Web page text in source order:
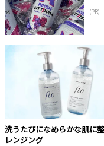
(PR)
洗うたびになめらかな肌に
レンジング